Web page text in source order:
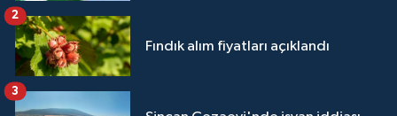
Fındık alım fiyatları açıklandı
2
3